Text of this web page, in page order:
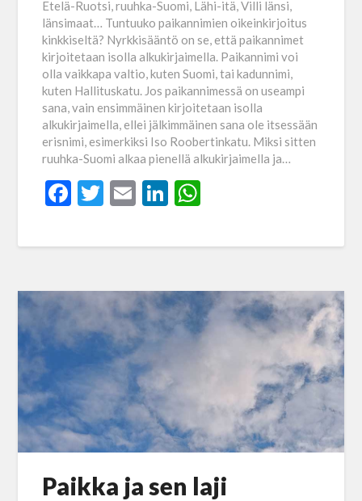
Etelä-Ruotsi, ruuhka-Suomi, Lähi-itä, Villi länsi,
länsimaat… Tuntuuko paikannimien oikeinkirjoitus
kinkkiseltä? Nyrkkisääntö on se, että paikannimet
kirjoitetaan isolla alkukirjaimella. Paikannimi voi
olla vaikkapa valtio, kuten Suomi, tai kadunnimi,
kuten Hallituskatu. Jos paikannimessä on useampi
sana, vain ensimmäinen kirjoitetaan isolla
alkukirjaimella, ellei jälkimmäinen sana ole itsessään
erisnimi, esimerkiksi Iso Roobertinkatu. Miksi sitten
ruuhka-Suomi alkaa pienellä alkukirjaimella ja…
Facebook
Twitter
EmailLinkedIn
Paikka ja sen laji